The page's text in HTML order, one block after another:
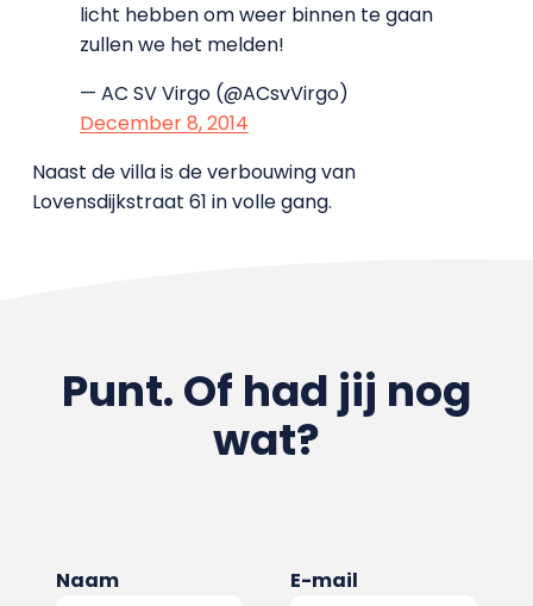
licht hebben om weer binnen te gaan
zullen we het melden!
— AC SV Virgo (@ACsvVirgo)
December 8, 2014
Naast de villa is de verbouwing van
Lovensdijkstraat 61 in volle gang.
Punt. Of had jij nog
wat?
Naam E-mail